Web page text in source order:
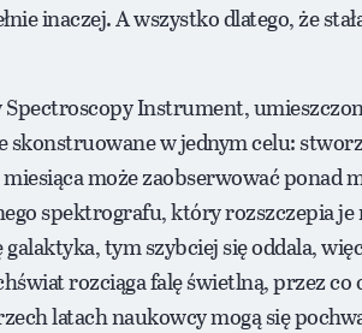
inaczej. A wszystko dlatego, że
Spectroscopy Instrument,
skonstruowane w jednym celu:
może zaobserwować ponad
spektrografu, który rozszczepia je
galaktyka, tym szybciej się oddala,
rozciąga falę świetlną, przez
latach naukowcy mogą się